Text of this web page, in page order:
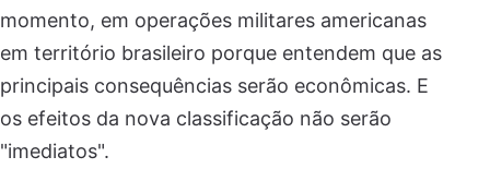
momento, em operações militares americanas
em território brasileiro porque entendem que as
principais consequências serão econômicas. E
os efeitos da nova classificação não serão
"imediatos".